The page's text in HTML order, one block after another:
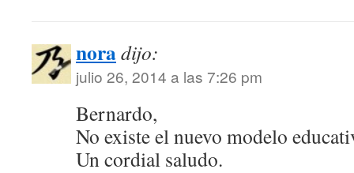
noradijo:
julio 26, 2014 a las 7:26 pm
Bernardo,
No existe el nuevo modelo
Un cordial saludo.